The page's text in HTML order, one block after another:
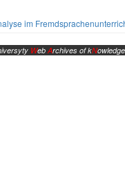
im
WebArchives of kNowledge